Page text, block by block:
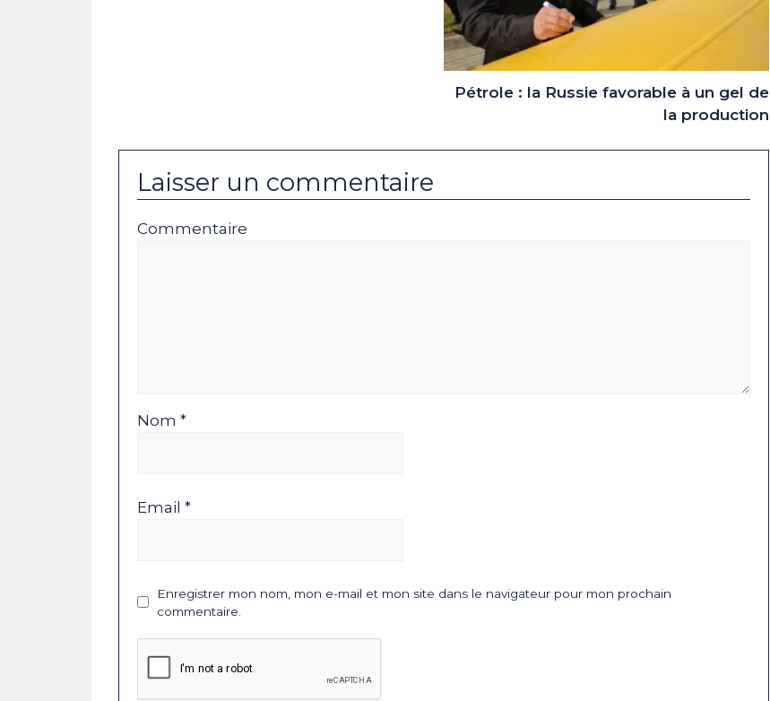
Pétrole : la Russie favorable à un gel de
la production
Laisser un commentaire
Commentaire
Nom *
Email *
Enregistrer mon nom, mon e-mail et mon site dans le navigateur pour mon prochain
commentaire.